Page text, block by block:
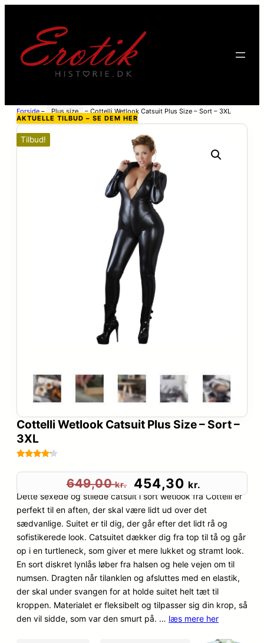
Forside– Plus size –Cottelli Wetlook Catsuit Plus Size – Sort – 3XL
AKTUELLE TILBUD – SE DEM HER
Tilbud!
Cottelli Wetlook Catsuit Plus Size – Sort –
3XL
som
baseret
på
kundebed
ømmelse
r
649,00kr.
D
e
n
o
p
r
i
454,30 kr.
e
n
a
k
t
u
Dette sexede og stilede catsuit i sort wetlook fra Cottelli er
perfekt til en aften, der skal være lidt ud over det
sædvanlige. Suitet er til dig, der går efter det lidt rå og
sofistikerede look. Catsuitet dækker dig fra top til tå og går
op i en turtleneck, som giver et mere lukket og stramt look.
En sort diskret lynlås løber fra halsen og hele vejen om til
numsen. Dragten når tilanklen og afsluttes med en elastik,
der skal under svangen for at holde suitet helt tæt til
kroppen. Materialet er fleksibelt og tilpasser sig din krop, så
den vil sidde, som var den smurt på. … læs mere her